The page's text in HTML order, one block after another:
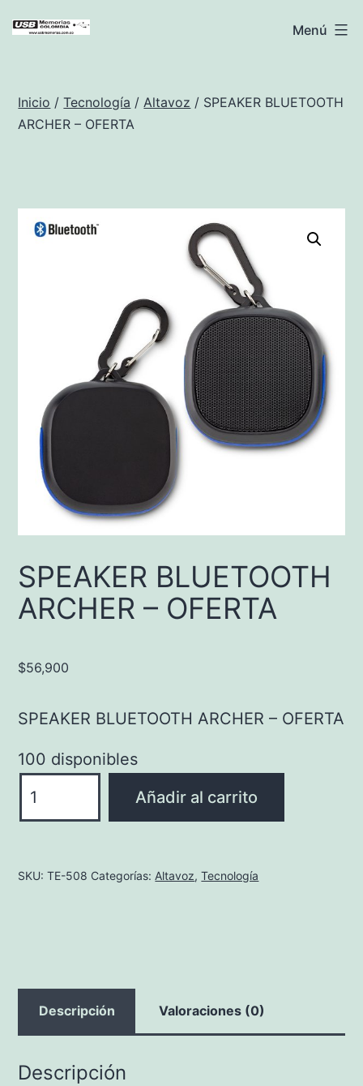
USB
Menú
Inicio /Tecnología / Altavoz / SPEAKER BLUETOOTH
ARCHER – OFERTA
SPEAKER BLUETOOTH
ARCHER – OFERTA
$56,900
SPEAKER BLUETOOTH ARCHER – OFERTA
100 disponibles
BLUETOOTH
OFERTA
Añadir al carrito
SKU:TE-508 Categorías: Altavoz,Tecnología
Descripción Valoraciones (0)
Descripción